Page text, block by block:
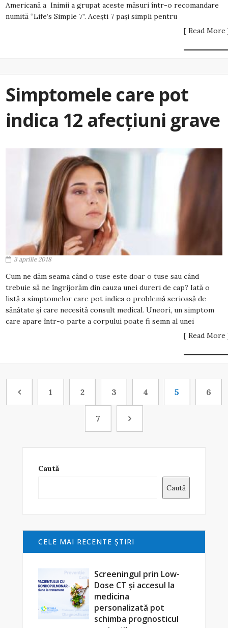
Americană a Inimii a grupat aceste măsuri într-o recomandare
numită “Life’s Simple 7”. Acești 7 pași simpli pentru
[ Read More
Simptomele care pot
indica 12 afecțiuni grave
3 aprilie 2018
Cum ne dăm seama când o tuse este doar o tuse sau când
trebuie să ne îngrijorăm din cauza unei dureri de cap? Iată o
listă a simptomelor care pot indica o problemă serioasă de
sănătate și care necesită consult medical. Uneori, un simptom
care apare într-o parte a corpului poate fi semn al unei
[ Read More
1 2 3 4 5 6
7
Caută
Caută
CELE MAI RECENTE ŞTIRI
Screeningul prin Low-
Dose CT și accesul la
medicina
personalizată pot
schimba prognosticul